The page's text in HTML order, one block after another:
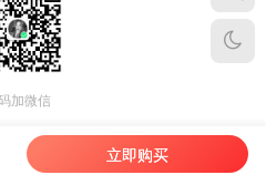
加微信
立即购买